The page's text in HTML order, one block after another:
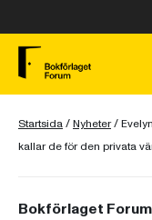
Startsida/Nyheter/
kallar de för den privata
Bokförlaget Forum